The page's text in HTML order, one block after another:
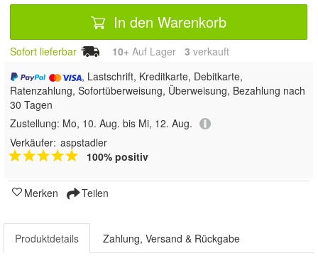
In den Warenkorb
Sofort lieferbar 10+ Auf Lager 3 verkauft
, Lastschrift, Kreditkarte, Debitkarte,
Ratenzahlung, Sofortüberweisung, Überweisung, Bezahlung nach
30 Tagen
Zustellung: Mo, 10. Aug. bis Mi, 12. Aug.
Verkäufer: aspstadler
100% positiv
Merken Teilen
Produktdetails Zahlung, Versand & Rückgabe